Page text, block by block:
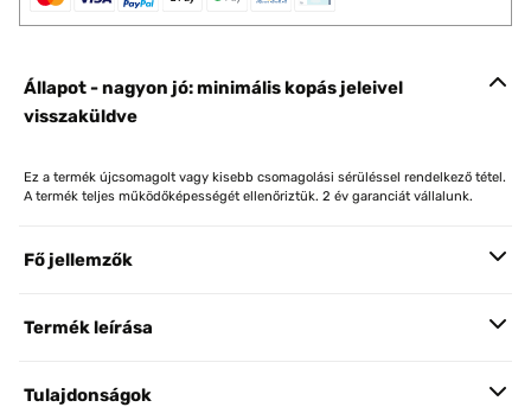
Állapot - nagyon jó: minimális kopás jeleivel
visszaküldve
Ez a termék újcsomagolt vagy kisebb csomagolási sérüléssel rendelkező tétel.
A termék teljes működőképességét ellenőriztük. 2 év garanciát vállalunk.
Fő jellemzők
Termék leírása
Tulajdonságok